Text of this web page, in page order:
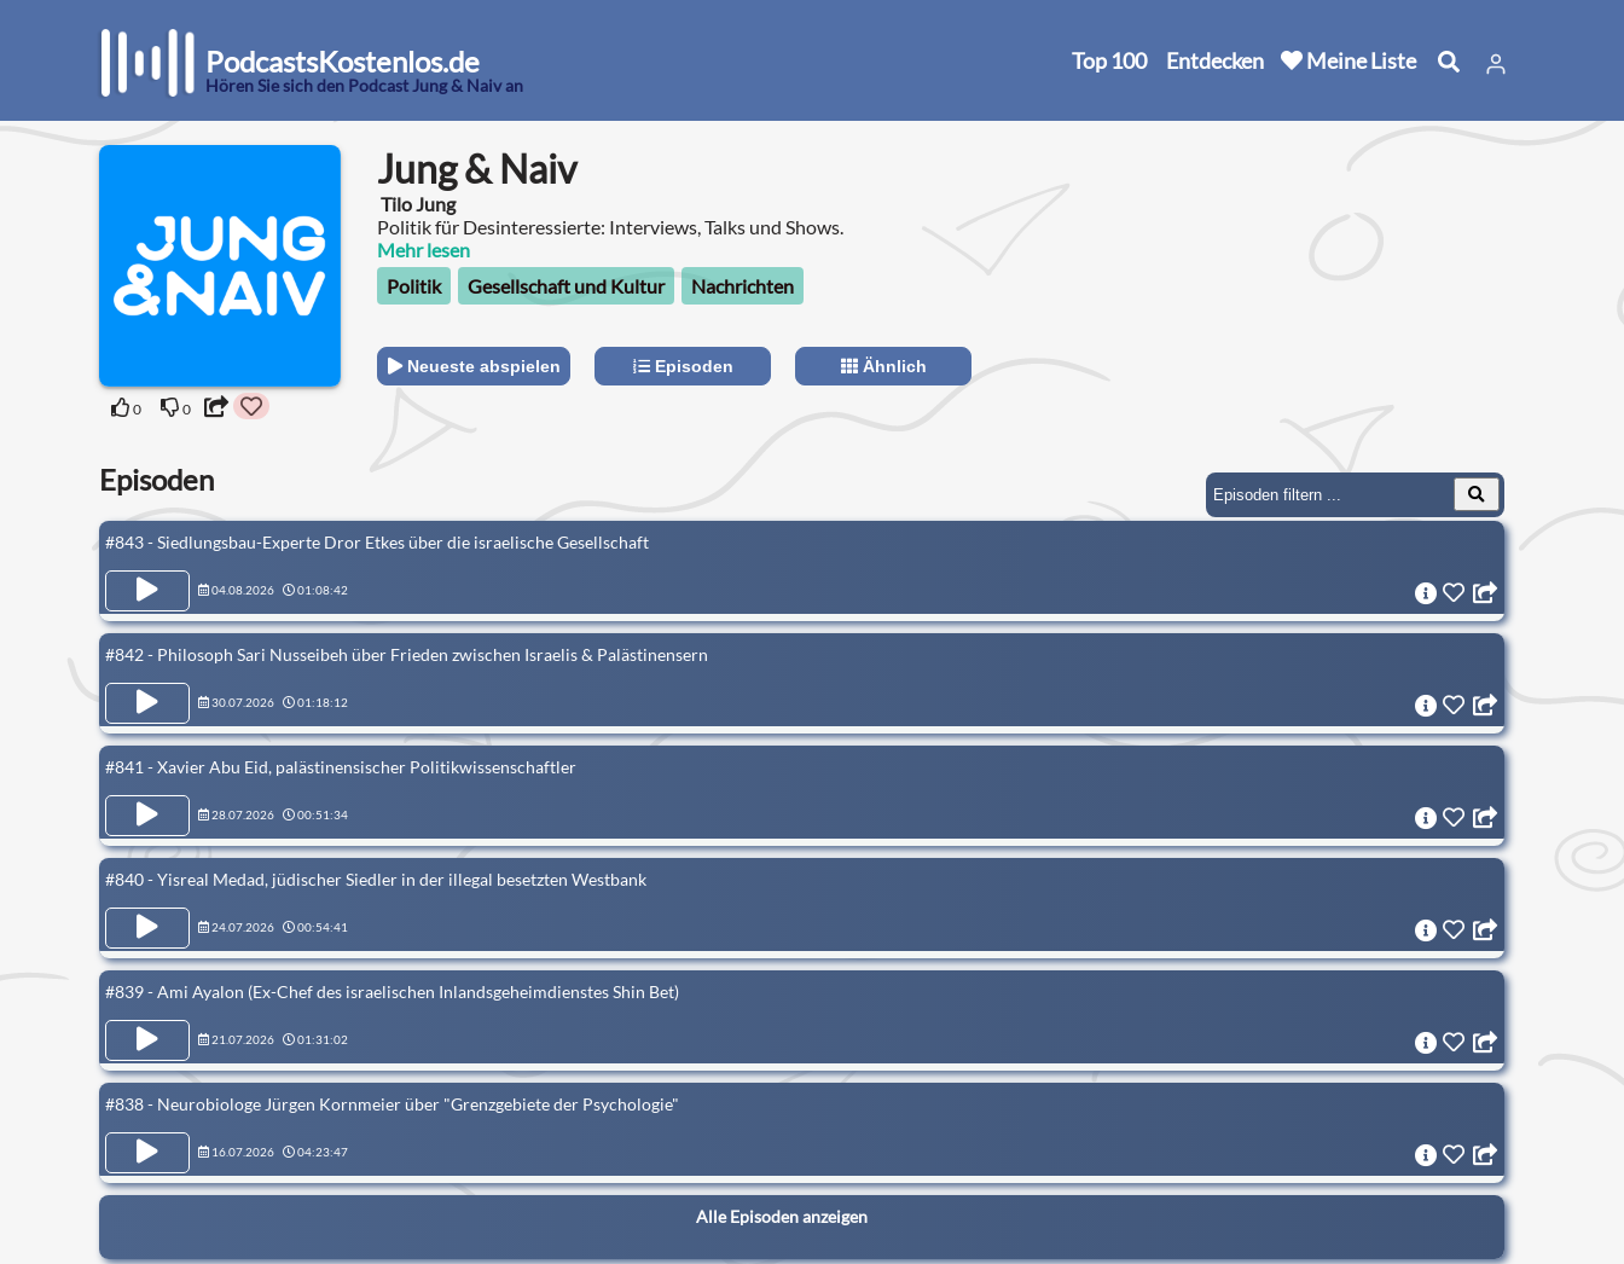
PodcastsKostenlos.de
Hören Sie sich den Podcast Jung & Naiv an
Top 100 Entdecken Meine Liste
0 0
Jung & Naiv
Tilo Jung
Politik für Desinteressierte: Interviews, Talks und Shows.
Mehr lesen
Politik
Gesellschaft und Kultur Nachrichten
Neueste abspielen Episoden Ähnlich
Episoden
#843 - Siedlungsbau-Experte Dror Etkes über die israelische Gesellschaft
04.08.2026 01:08:42
#842 - Philosoph Sari Nusseibeh über Frieden zwischen Israelis & Palästinensern
30.07.2026 01:18:12
#841 - Xavier Abu Eid, palästinensischer Politikwissenschaftler
28.07.2026 00:51:34
#840 - Yisreal Medad, jüdischer Siedler in der illegal besetzten Westbank
24.07.2026 00:54:41
#839 - Ami Ayalon (Ex-Chef des israelischen Inlandsgeheimdienstes Shin Bet)
21.07.2026 01:31:02
#838 - Neurobiologe Jürgen Kornmeier über "Grenzgebiete der Psychologie"
16.07.2026 04:23:47
Alle Episoden anzeigen